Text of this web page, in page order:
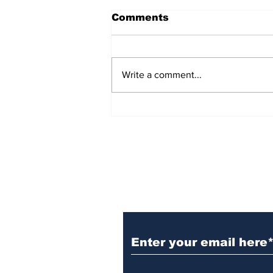
मंगोल और चीन का निर्माण
मंगोल और चीन का निर्माण शीर्षक चौंकाने
छोटा है। किस प्रकार मंगोल चीन के
नवनिर्माण का श्रेय ले सकते हैं, इस पर
Comments
Write a comment...